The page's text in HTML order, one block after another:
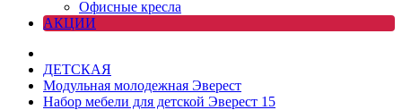
Офисные кресла
АКЦИИ
ДЕТСКАЯ
Модульная молодежная Эверест
Набор мебели для детской Эверест 15